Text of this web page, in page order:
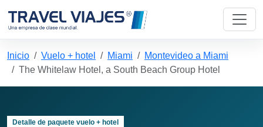
Inicio Vuelo + hotel Miami
Montevideo a Miami
The Whitelaw Hotel, a South Beach Group Hotel
Detalle de paquete vuelo + hotel